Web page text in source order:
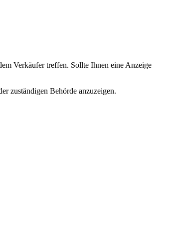
Verkäufer treffen. Sollte Ihnen eine Anzeige
zuständigen Behörde anzuzeigen.